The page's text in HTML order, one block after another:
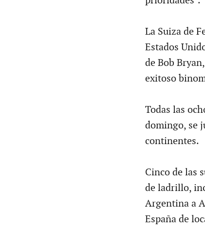
La Suiza de
Estados
de Bob
exitoso
Todas las
domingo, se
continentes.
Cinco de las
de ladrillo,
Argentina a
España de